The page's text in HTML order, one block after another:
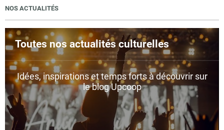
NOS ACTUALITÉS
Toutes nos actualités culturelles
Idées, inspirations et temps forts à découvrir sur
le blog Upcoop